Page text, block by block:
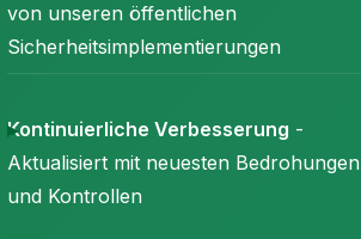
von unseren öffentlichen
Sicherheitsimplementierungen
Kontinuierliche Verbesserung -
Aktualisiert mit neuesten Bedrohungen
und Kontrollen